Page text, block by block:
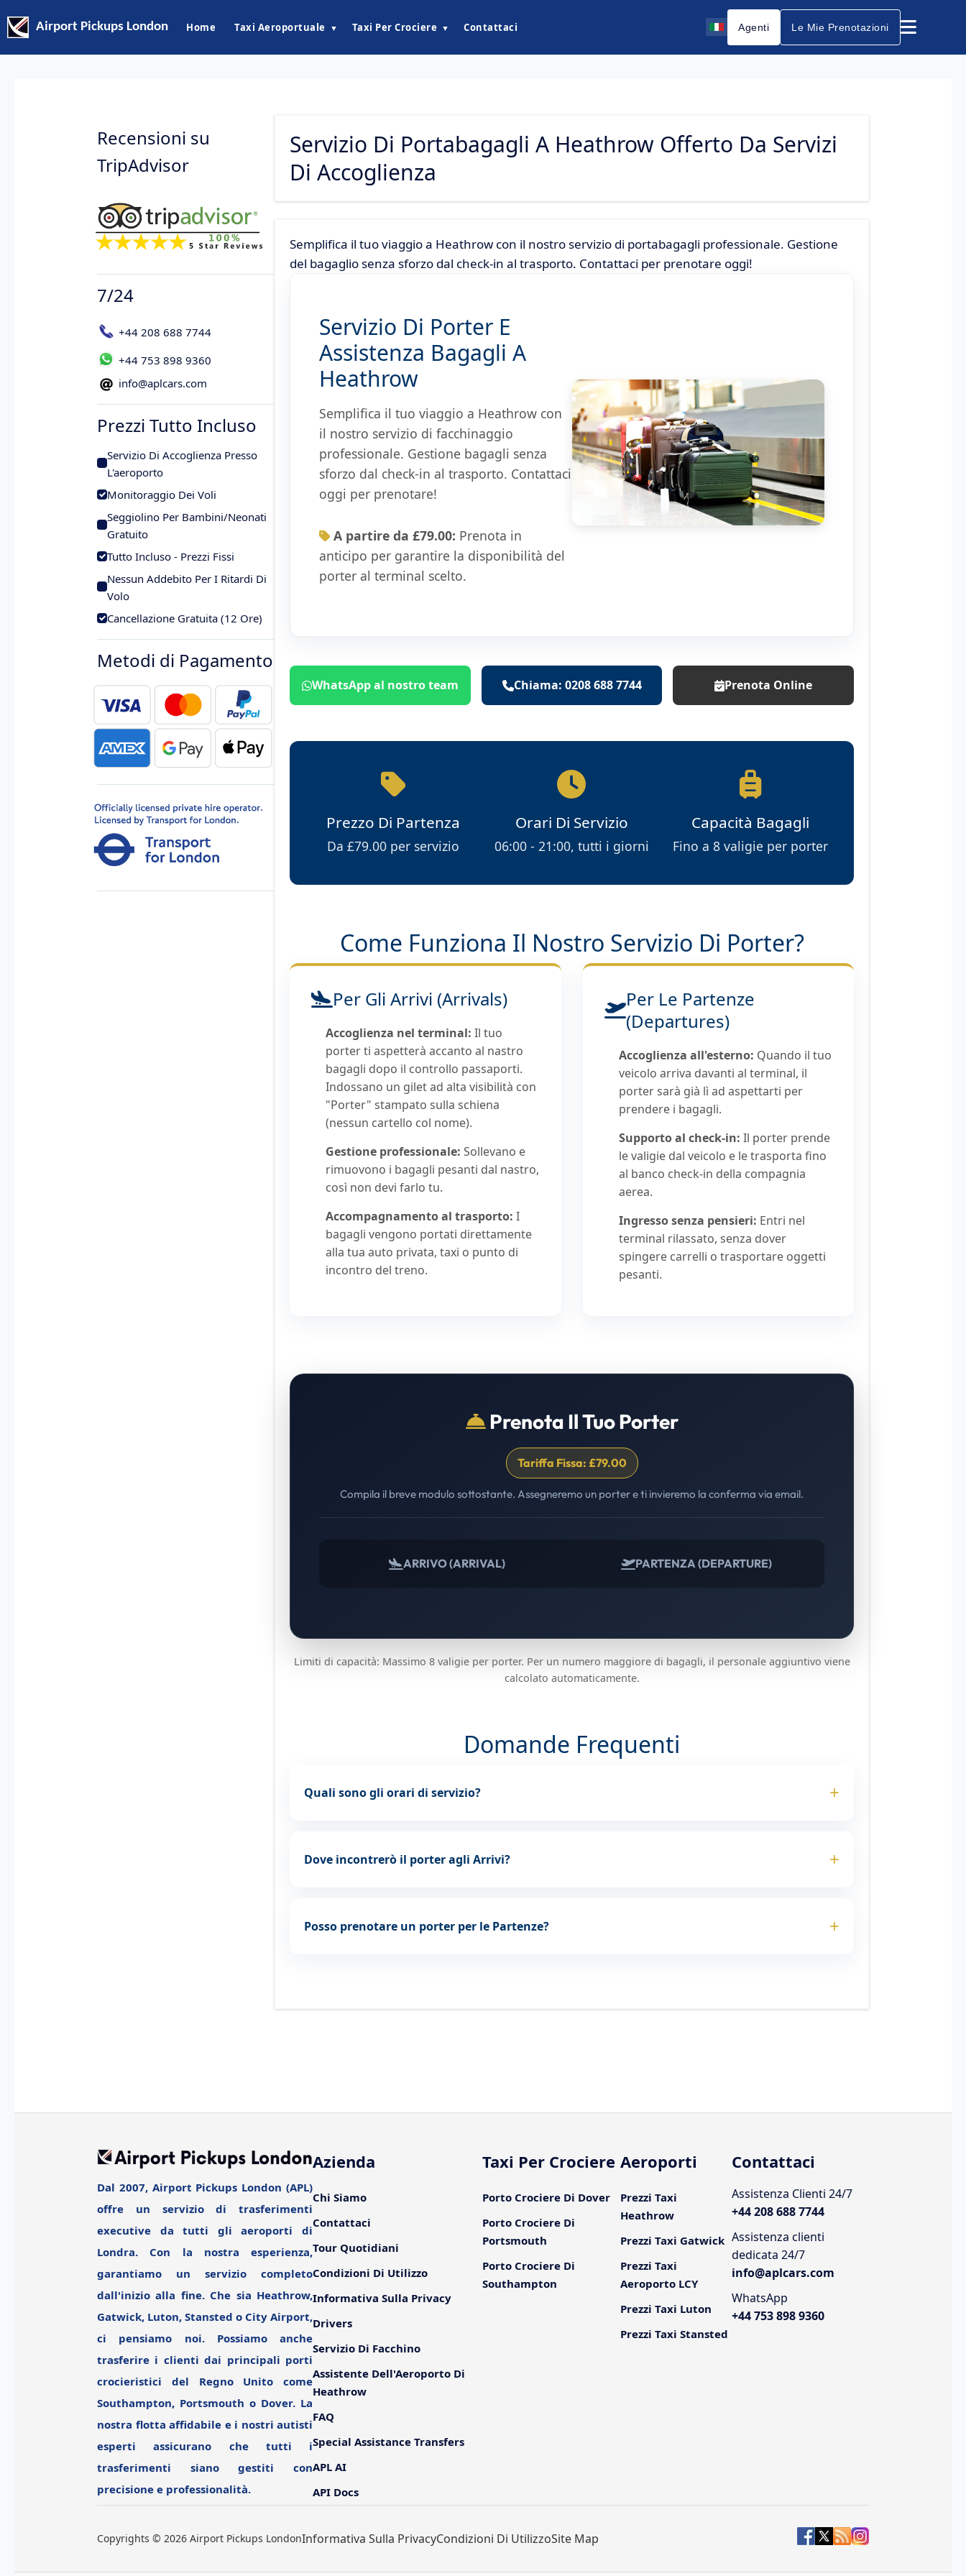
Airport Pickups London Home Taxi Aeroportuale ▼ Taxi Per Crociere ▼ Contattaci Agenti Le Mie Prenotazioni
Recensioni su
TripAdvisor
7/24
+44 208 688 7744
+44 753 898 9360
info@aplcars.com
Prezzi Tutto Incluso
Servizio Di Accoglienza Presso
L'aeroporto
Monitoraggio Dei Voli
Seggiolino Per Bambini/Neonati
Gratuito
Tutto Incluso - Prezzi Fissi
Nessun Addebito Per I Ritardi Di
Volo
Cancellazione Gratuita (12 Ore)
Metodi di Pagamento
Servizio Di Portabagagli A Heathrow Offerto Da Servizi
Di Accoglienza
Semplifica il tuo viaggio a Heathrow con il nostro servizio di portabagagli professionale. Gestione
del bagaglio senza sforzo dal check-in al trasporto. Contattaci per prenotare oggi!
Servizio Di Porter E
Assistenza Bagagli A
Heathrow
Semplifica il tuo viaggio a Heathrow con
il nostro servizio di facchinaggio
professionale. Gestione bagagli senza
sforzo dal check-in al trasporto. Contattaci
oggi per prenotare!
A partire da £79.00: Prenota in
anticipo per garantire la disponibilità del
porter al terminal scelto.
WhatsApp al nostro team Chiama: 0208 688 7744 Prenota Online
Prezzo Di Partenza
Da £79.00 per servizio
Orari Di Servizio
06:00 - 21:00, tutti i giorni
Capacità Bagagli
Fino a 8 valigie per porter
Come Funziona Il Nostro Servizio Di Porter?
Per Gli Arrivi (Arrivals)
Accoglienza nel terminal: Il tuo
porter ti aspetterà accanto al nastro
bagagli dopo il controllo passaporti.
Indossano un gilet ad alta visibilità con
"Porter" stampato sulla schiena
(nessun cartello col nome).
Gestione professionale: Sollevano e
rimuovono i bagagli pesanti dal nastro,
così non devi farlo tu.
Accompagnamento al trasporto: I
bagagli vengono portati direttamente
alla tua auto privata, taxi o punto di
incontro del treno.
Per Le Partenze
(Departures)
Accoglienza all'esterno: Quando il tuo
veicolo arriva davanti al terminal, il
porter sarà già lì ad aspettarti per
prendere i bagagli.
Supporto al check-in: Il porter prende
le valigie dal veicolo e le trasporta fino
al banco check-in della compagnia
aerea.
Ingresso senza pensieri: Entri nel
terminal rilassato, senza dover
spingere carrelli o trasportare oggetti
pesanti.
Prenota Il Tuo Porter
Tariffa Fissa: £79.00
Compila il breve modulo sottostante. Assegneremo un porter e ti invieremo la conferma via email.
ARRIVO (ARRIVAL) PARTENZA (DEPARTURE)
Limiti di capacità: Massimo 8 valigie per porter. Per un numero maggiore di bagagli, il personale aggiuntivo viene
calcolato automaticamente.
Domande Frequenti
Quali sono gli orari di servizio?
Dove incontrerò il porter agli Arrivi?
Posso prenotare un porter per le Partenze?
Dal 2007, Airport Pickups London (APL)
offre un servizio di trasferimenti
executive da tutti gli aeroporti di
Londra. Con la nostra esperienza,
garantiamo un servizio completo
dall'inizio alla fine. Che sia Heathrow,
Gatwick, Luton, Stansted o City Airport,
ci pensiamo noi. Possiamo anche
trasferire i clienti dai principali porti
crocieristici del Regno Unito come
Southampton, Portsmouth o Dover. La
nostra flotta affidabile e i nostri autisti
esperti assicurano che tutti i
trasferimenti siano gestiti con
precisione e professionalità.
Azienda
Chi Siamo
Contattaci
Tour Quotidiani
Condizioni Di Utilizzo
Informativa Sulla Privacy
Drivers
Servizio Di Facchino
Assistente Dell'Aeroporto Di
Heathrow
FAQ
Special Assistance Transfers
APL AI
API Docs
Taxi Per Crociere
Porto Crociere Di Dover
Porto Crociere Di
Portsmouth
Porto Crociere Di
Southampton
Aeroporti
Prezzi Taxi
Heathrow
Prezzi Taxi Gatwick
Prezzi Taxi
Aeroporto LCY
Prezzi Taxi Luton
Prezzi Taxi Stansted
Contattaci
Assistenza Clienti 24/7
+44 208 688 7744
Assistenza clienti
dedicata 24/7
info@aplcars.com
WhatsApp
+44 753 898 9360
Copyrights © 2026 Airport Pickups LondonInformativa Sulla PrivacyCondizioni Di UtilizzoSite Map